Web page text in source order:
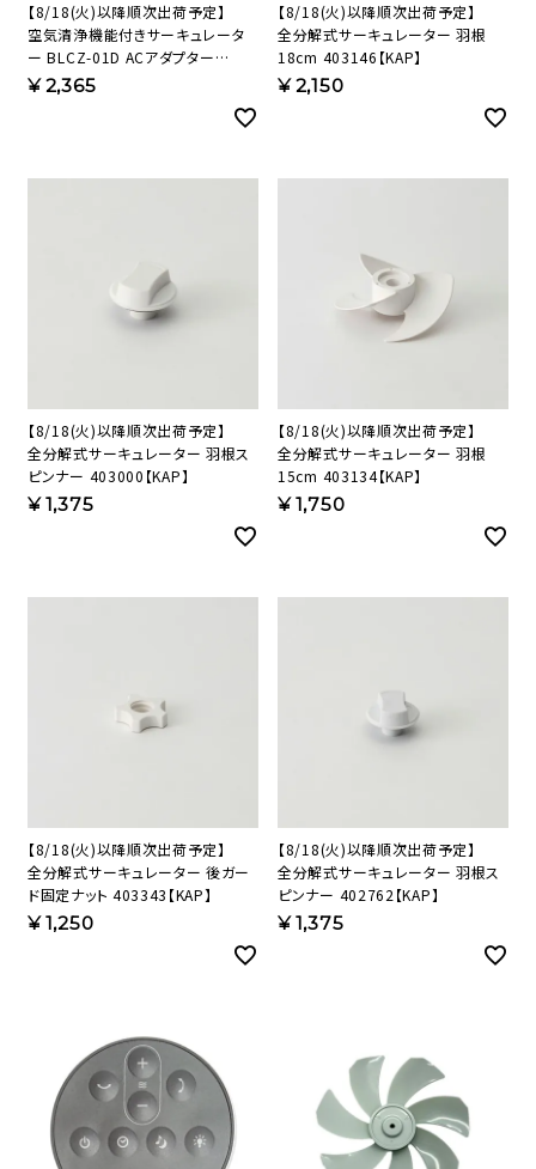
【8/18(火)以降順次出荷予定】
空気清浄機能付きサーキュレータ
ー BLCZ-01D ACアダプター
89890 【KAP】
¥2,365
【8/18(火)以降順次出荷予定】
全分解式サーキュレーター 羽根
18cm 403146【KAP】
¥2,150
【8/18(火)以降順次出荷予定】
全分解式サーキュレーター 羽根ス
ピンナー 403000【KAP】
¥1,375
【8/18(火)以降順次出荷予定】
全分解式サーキュレーター 羽根
15cm 403134【KAP】
¥1,750
【8/18(火)以降順次出荷予定】
全分解式サーキュレーター 後ガー
ド固定ナット 403343【KAP】
¥1,250
【8/18(火)以降順次出荷予定】
全分解式サーキュレーター 羽根ス
ピンナー 402762【KAP】
¥1,375